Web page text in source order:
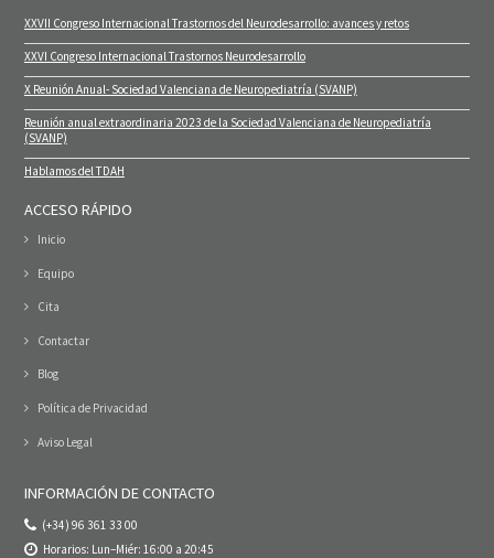
XXVII Congreso Internacional Trastornos del Neurodesarrollo: avances y retos
XXVI Congreso Internacional Trastornos Neurodesarrollo
X Reunión Anual- Sociedad Valenciana de Neuropediatría (SVANP)
Reunión anual extraordinaria 2023 de la Sociedad Valenciana de Neuropediatría
(SVANP)
Hablamos del TDAH
ACCESO RÁPIDO
Inicio
Equipo
Cita
Contactar
Blog
Política de Privacidad
Aviso Legal
INFORMACIÓN DE CONTACTO
(+34) 96 361 33 00
Horarios: Lun–Miér: 16:00 a 20:45